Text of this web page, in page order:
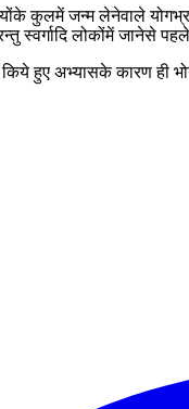
कुलमें जन्म लेनेवाले
स्वर्गादि लोकोंमें जानेसे
अभ्यासके कारण ही